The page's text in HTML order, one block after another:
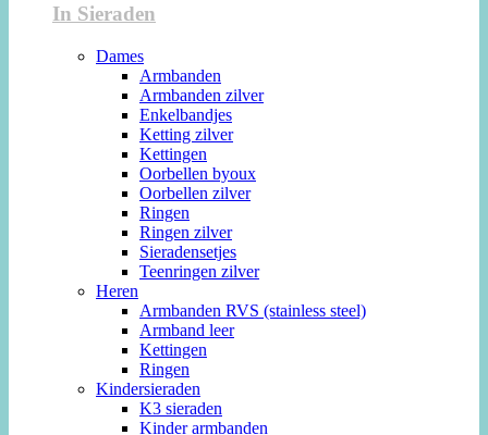
In Sieraden
Dames
Armbanden
Armbanden zilver
Enkelbandjes
Ketting zilver
Kettingen
Oorbellen byoux
Oorbellen zilver
Ringen
Ringen zilver
Sieradensetjes
Teenringen zilver
Heren
Armbanden RVS (stainless steel)
Armband leer
Kettingen
Ringen
Kindersieraden
K3 sieraden
Kinder armbanden